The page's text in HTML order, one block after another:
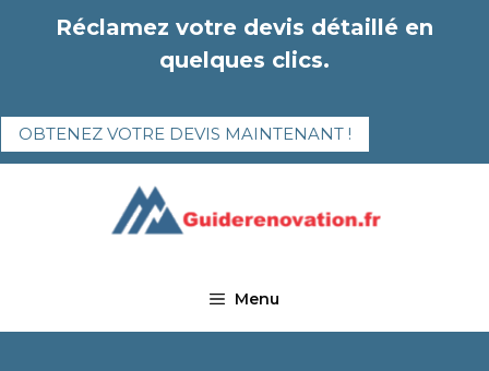
Réclamez votre devis détaillé en
quelques clics.
OBTENEZ VOTRE DEVIS MAINTENANT !
Menu